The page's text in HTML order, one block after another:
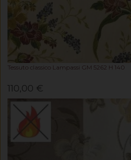
Tessuto classico Lampassi GM 5262 H 140
110,00 €